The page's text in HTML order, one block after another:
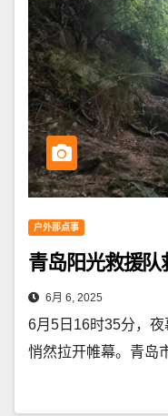
户外那点事
青岛阳光救援队
6月 6, 2025
6月5日16时35分，
悄然拉开帷幕。青岛